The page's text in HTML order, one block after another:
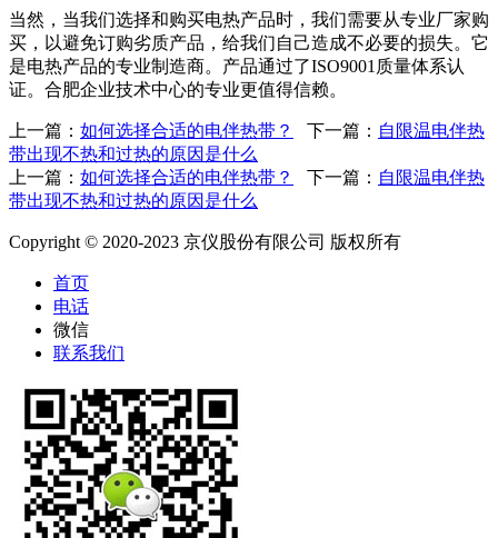
当然，当我们选择和购买电热产品时，我们需要从专业厂家购
买，以避免订购劣质产品，给我们自己造成不必要的损失。它
是电热产品的专业制造商。产品通过了ISO9001质量体系认
证。合肥企业技术中心的专业更值得信赖。
上一篇： 如何选择合适的电伴热带？ 下一篇： 自限温电伴热
带出现不热和过热的原因是什么
上一篇： 如何选择合适的电伴热带？ 下一篇： 自限温电伴热
带出现不热和过热的原因是什么
Copyright © 2020-2023 京仪股份有限公司 版权所有
首页
电话
微信
联系我们